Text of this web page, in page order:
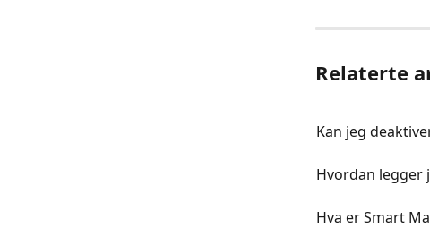
Relaterte
Kan jeg
Hvordan legger
Hva er Smart